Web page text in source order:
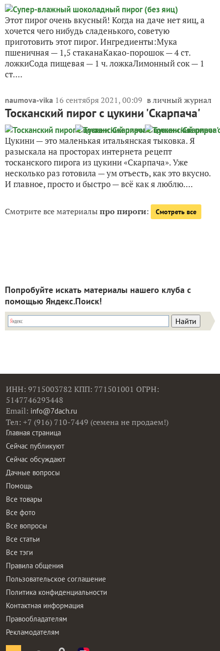
Этот пирог очень вкусный! Когда на даче нет яиц, а
хочется чего нибудь сладенького, советую
приготовить этот пирог. Ингредиенты:Мука
пшеничная — 1,5 стаканаКакао-порошок — 4 ст.
ложкиСода пищевая — 1 ч. ложкаЛимонный сок — 1
ст....
naumova-vika 16 сентября 2021, 00:09 в личный журнал
Тосканский пирог с цукини 'Скарпача'
Цукини — это маленькая итальянская тыковка. Я
разыскала на просторах интернета рецепт
тосканского пирога из цукини «Скарпача». Уже
несколько раз готовила — ум отъесть, как это вкусно.
И главное, просто и быстро — всё как я люблю....
Смотрите все материалыпро пироги: Смотреть все
Попробуйте искать материалы нашего клуба с
помощью Яндекс.Поиск!
ИНН: 9715003782 КПП: 771501001 ОГРН:
5147746293448
Email: info@7dach.ru
Тел: +7 (916) 710-7449 (семена не продаем!)
Главная страница
Сейчас публикуют
Сейчас обсуждают
Дачные вопросы
Помощь
Все товары
Все фото
Все вопросы
Все статьи
Все тэги
Правила общения
Пользовательское соглашение
Политика конфиденциальности
Контактная информация
Правообладателям
Рекламодателям